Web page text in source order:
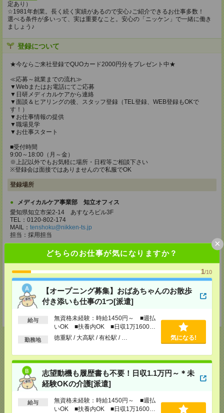
どちらのお仕事が気になりますか？
1/10
【オープニング募集】おばあちゃんのお散歩
付き添いも仕事の1つ[派遣]
給与
無資格未経験：時給1450円～ ■週払
いOK ■扶養内OK ■日収1万1600円
以上
勤務地 徳重駅 / 大高駅 / 有松駅 / … 気になる!
志望動機も履歴書も不要！日収1.1万円～＊未
経験OKの介護[派遣]
給与
無資格未経験：時給1450円～ ■週払
いOK ■扶養内OK ■日収1万1600円
×
定あり）
☆1981年創業。長く続く実績があるので安心♪ご紹介できるお仕事多数！
選べる条件が多いって、実は重要なこと。安心の「ニッケン」で一緒に働き
ましょう♪
登録について
★今ならご来社登録でQUOカード2000円分をプレゼント中★
≪応募～就業までの流れ≫
▼Webまたはお電話にてご応募
▼日研メディカルケアから連絡
▼面談＆ヒアリングの後、スタッフ登録（TEL登録、WEB登録もOKで
す！）
▼お仕事情報の提供
▼職場見学
▼お仕事スタート
■受付時間
9:00～18:00（月～金）
※上記以外でもお気軽に場所・日程等ご相談下さい
※登録会は面接ではありませんので私服でOK
登録場所
メディカルケア事業部 知立オフィス
愛知県知立市栄2-14 あすなろビル3F
TEL：0120-802-174
MAIL： tenshoku@nikken-ts.jp
担当：採用担当
メディカルケア事業部 名古屋オフィス
MAIL：tenshoku@nikken-ts.jp
担当：採用担当
登録交通費
応募ページへ
気になる！ 電話応募